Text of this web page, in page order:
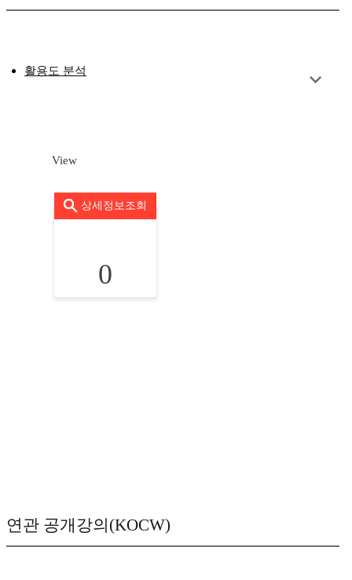
활용도 분석
View
상세정보조회
0
연관 공개강의(KOCW)